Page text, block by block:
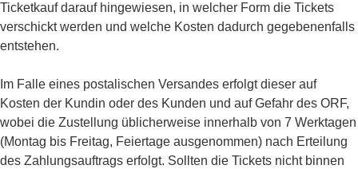
Ticketkauf darauf hingewiesen, in welcher Form die Tickets
verschickt werden und welche Kosten dadurch gegebenenfalls
entstehen.
Im Falle eines postalischen Versandes erfolgt dieser auf
Kosten der Kundin oder des Kunden und auf Gefahr des ORF,
wobei die Zustellung üblicherweise innerhalb von 7 Werktagen
(Montag bis Freitag, Feiertage ausgenommen) nach Erteilung
des Zahlungsauftrags erfolgt. Sollten die Tickets nicht binnen